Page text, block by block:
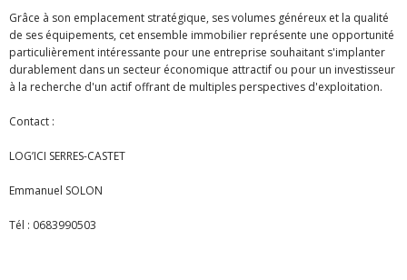
Grâce à son emplacement stratégique, ses volumes généreux et la qualité
de ses équipements, cet ensemble immobilier représente une opportunité
particulièrement intéressante pour une entreprise souhaitant s'implanter
durablement dans un secteur économique attractif ou pour un investisseur
à la recherche d'un actif offrant de multiples perspectives d'exploitation.
Contact :
LOG’ICI SERRES-CASTET
Emmanuel SOLON
Tél : 0683990503